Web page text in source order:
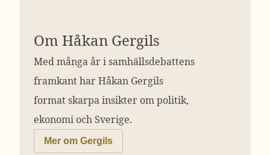
Om Håkan Gergils
Med många år i samhällsdebattens
framkant har Håkan Gergils
format skarpa insikter om politik,
ekonomi och Sverige.
Mer om Gergils